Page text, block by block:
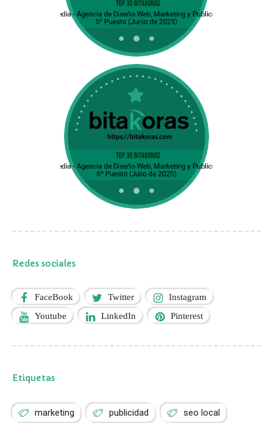
Redes sociales
FaceBook Twitter Instagram
Youtube LinkedIn Pinterest
Etiquetas
marketing publicidad seo local